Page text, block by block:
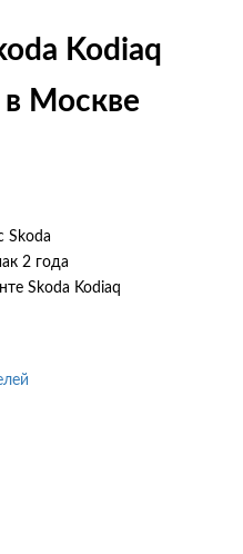
Kodiaq
Москве
Skoda
2 года
Skoda Kodiaq